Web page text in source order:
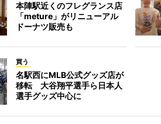
本陣駅近くのフレグランス店
「meture」がリニューアル
ドーナツ販売も
買う
名駅西にMLB公式グッズ店が
移転 大谷翔平選手ら日本人
選手グッズ中心に